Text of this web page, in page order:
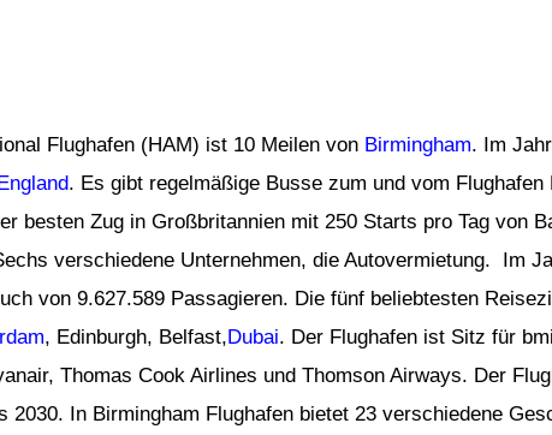
Flughafen (HAM) ist 10 Meilen von Birmingham. Im
. Es gibt regelmäßige Busse zum und vom Flughafen
besten Zug in Großbritannien mit 250 Starts pro Tag von
verschiedene Unternehmen, die Autovermietung. Im
von 9.627.589 Passagieren. Die fünf beliebtesten
, Edinburgh, Belfast,Dubai. Der Flughafen ist Sitz für
Thomas Cook Airlines und Thomson Airways. Der
2030. In Birmingham Flughafen bietet 23 verschiedene